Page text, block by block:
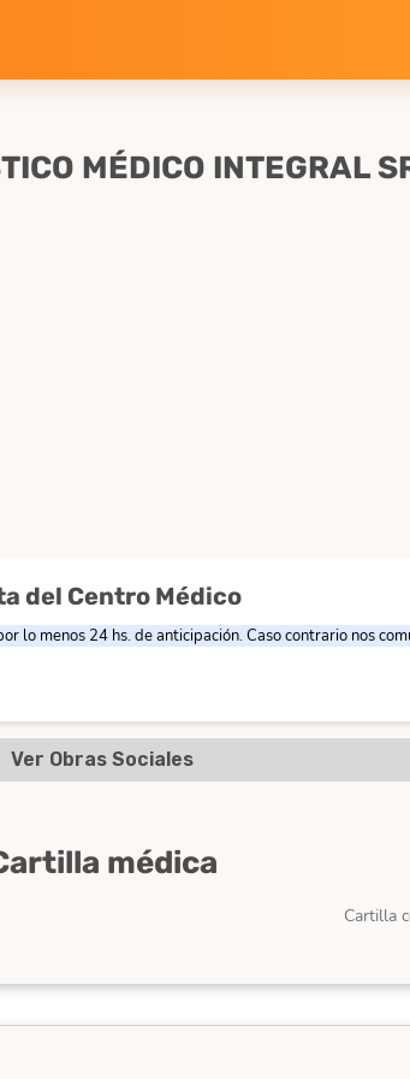
MÉDICO INTEGRAL
del Centro Médico
lo menos 24 hs. de anticipación. Caso contrario nos
Ver Obras Sociales
médica
Cartilla